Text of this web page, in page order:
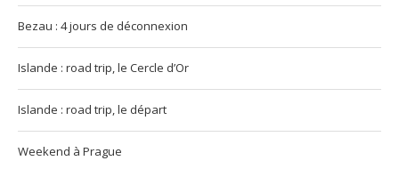
Bezau : 4 jours de déconnexion
Islande : road trip, le Cercle d’Or
Islande : road trip, le départ
Weekend à Prague